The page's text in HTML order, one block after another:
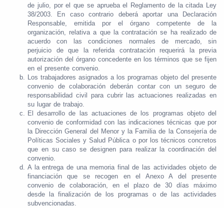
de julio, por el que se aprueba el Reglamento de la citada Ley
38/2003. En caso contrario deberá aportar una Declaración
Responsable, emitida por el órgano competente de la
organización, relativa a que la contratación se ha realizado de
acuerdo con las condiciones normales de mercado, sin
perjuicio de que la referida contratación requerirá la previa
autorización del órgano concedente en los términos que se fijen
en el presente convenio.
Los trabajadores asignados a los programas objeto del presente
convenio de colaboración deberán contar con un seguro de
responsabilidad civil para cubrir las actuaciones realizadas en
su lugar de trabajo.
El desarrollo de las actuaciones de los programas objeto del
convenio de conformidad con las indicaciones técnicas que por
la Dirección General del Menor y la Familia de la Consejería de
Políticas Sociales y Salud Pública o por los técnicos concretos
que en su caso se designen para realizar la coordinación del
convenio.
A la entrega de una memoria final de las actividades objeto de
financiación que se recogen en el Anexo A del presente
convenio de colaboración, en el plazo de 30 días máximo
desde la finalización de los programas o de las actividades
subvencionadas.